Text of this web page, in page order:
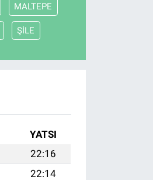
MALTEPE
ŞİLE
YATSI
22:16
22:14